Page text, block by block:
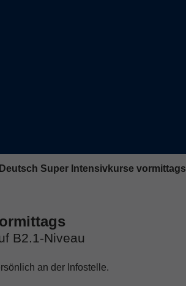
Deutsch Super Intensivkurse vormittags
B2.1-Niveau
an der Infostelle.